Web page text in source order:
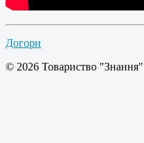
Догори
© 2026 Товариство "Знання"